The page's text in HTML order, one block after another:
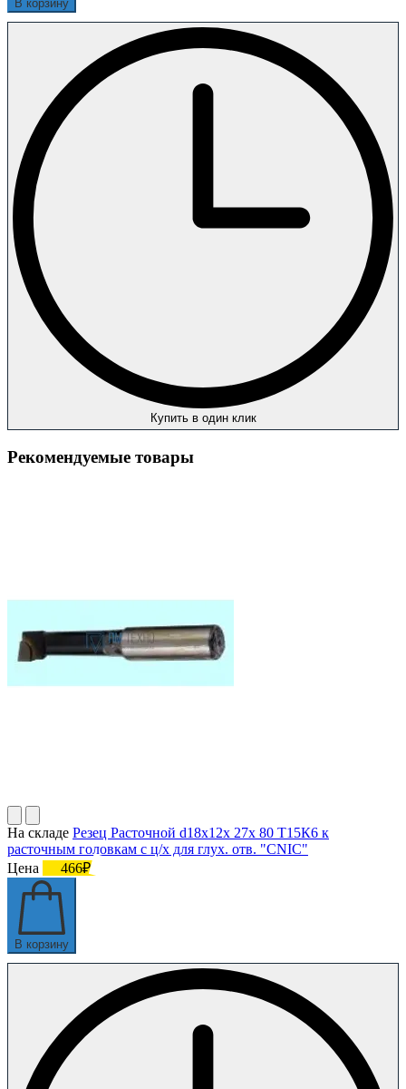
В корзину
Купить в один клик
Рекомендуемые товары
На складе Резец Расточной d18х12х 27х 80 Т15К6 к
расточным головкам с ц/х для глух. отв. "CNIC"
Цена
466₽
В корзину